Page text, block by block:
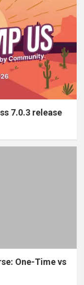
7.0.3 release
One-Time vs